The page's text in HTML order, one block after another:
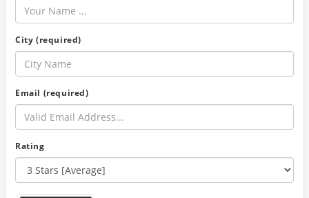
City (required)
Email (required)
Rating